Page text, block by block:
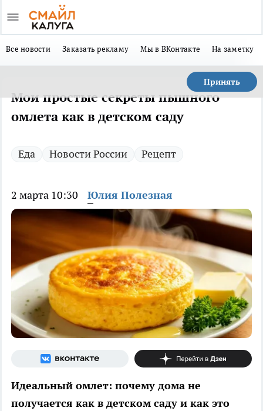
Все новости Заказать рекламу Мы в ВКонтакте На заметку
Принять
Мои простые секреты пышного
омлета как в детском саду
Еда Новости России Рецепт
2 марта 10:30 Юлия Полезная
Идеальный омлет: почему дома не
получается как в детском саду и как это